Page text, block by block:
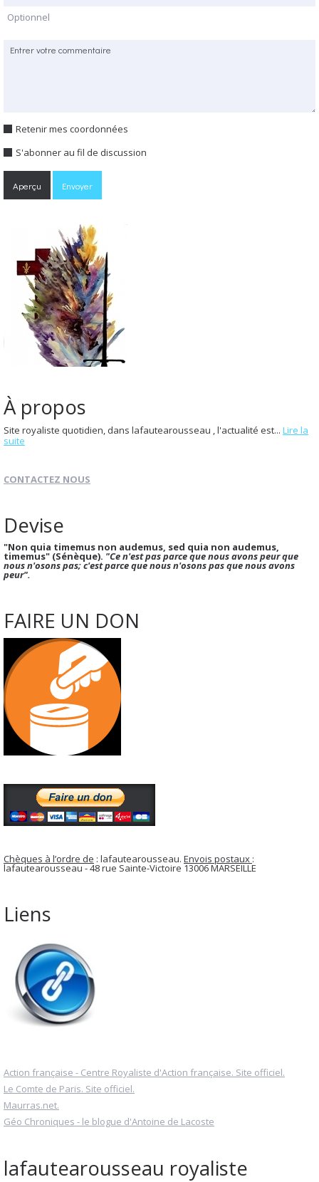
Optionnel
Retenir mes coordonnées
S'abonner au fil de discussion
À propos
Site royaliste quotidien, dans lafautearousseau , l'actualité est... Lire la
suite
CONTACTEZ NOUS
Devise
"Non quia timemus non audemus, sed quia non audemus,
timemus" (Sénèque). "Ce n'est pas parce que nous avons peur que
nous n'osons pas; c'est parce que nous n'osons pas que nous avons
peur".
FAIRE UN DON
Chèques à l’ordre de : lafautearousseau. Envois postaux :
lafautearousseau - 48 rue Sainte-Victoire 13006 MARSEILLE
Liens
Action française - Centre Royaliste d'Action française. Site officiel.
Le Comte de Paris. Site officiel.
Maurras.net.
Géo Chroniques - le blogue d'Antoine de Lacoste
lafautearousseau royaliste